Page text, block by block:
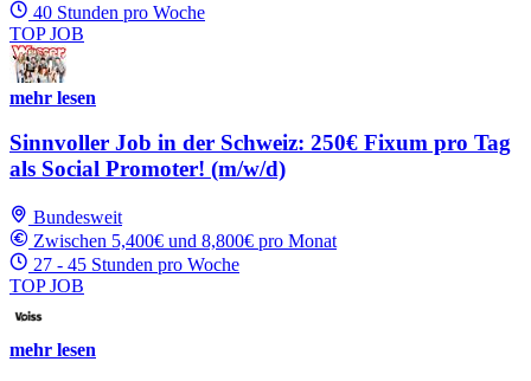
40 Stunden pro Woche
TOP JOB
mehr lesen
Sinnvoller Job in der Schweiz: 250€ Fixum pro Tag
als Social Promoter! (m/w/d)
Bundesweit
Zwischen 5,400€ und 8,800€ pro Monat
27 - 45 Stunden pro Woche
TOP JOB
mehr lesen